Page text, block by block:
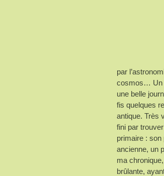
par
cosmos… Un
une belle
fis quelques
antique. Très
fini par
primaire : son
ancienne, un
ma
brûlante,